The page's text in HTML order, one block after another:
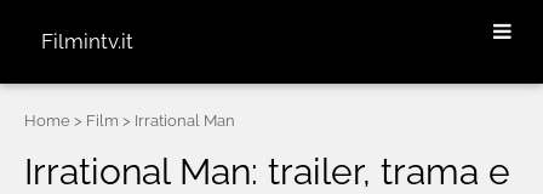
Filmintv.it
Home > Film > Irrational Man
Irrational Man: trailer, trama e